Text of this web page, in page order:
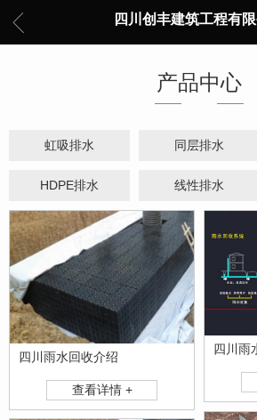
四川创丰建筑工程有限
产品中心
虹吸排水 同层排水
HDPE排水 线性排水
四川雨水回收介绍
查看详情 +
四川雨